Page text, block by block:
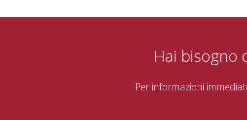
Hai bisogno
Per informazioni